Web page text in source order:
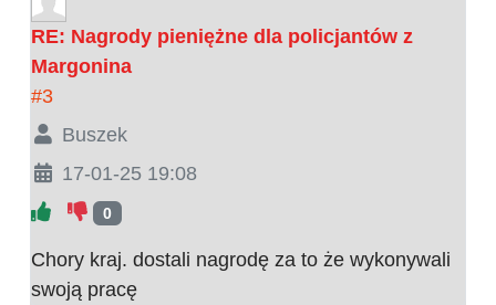
RE: Nagrody pieniężne dla policjantów z
Margonina
#3
Buszek
17-01-25 19:08
0
Chory kraj. dostali nagrodę za to że wykonywali
swoją pracę